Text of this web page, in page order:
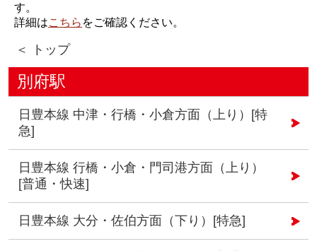
す。
詳細はこちら をご確認ください。
＜ トップ
別府駅
日豊本線 中津・行橋・小倉方面（上り）[特
急]
日豊本線 行橋・小倉・門司港方面（上り）
[普通・快速]
日豊本線 大分・佐伯方面（下り）[特急]